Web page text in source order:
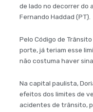
de lado no decorrer do
Fernando Haddad (PT).
Pelo Código de
porte, já teriam esse
não costuma haver
Na capital paulista,
efeitos dos limites de
acidentes de trânsito,